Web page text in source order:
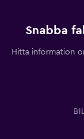
Snabba
Hitta information